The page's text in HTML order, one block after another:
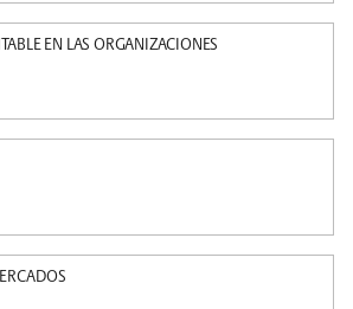
EN LAS ORGANIZACIONES